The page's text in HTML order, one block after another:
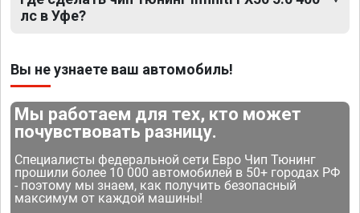
лс в Уфе?
Вы не узнаете ваш автомобиль!
Мы работаем для тех, кто может
почувствовать разницу.
Специалисты федеральной сети Евро Чип Тюнинг
прошили более 10 000 автомобилей в 50+ городах РФ
- поэтому мы знаем, как получить безопасный
максимум от каждой машины!